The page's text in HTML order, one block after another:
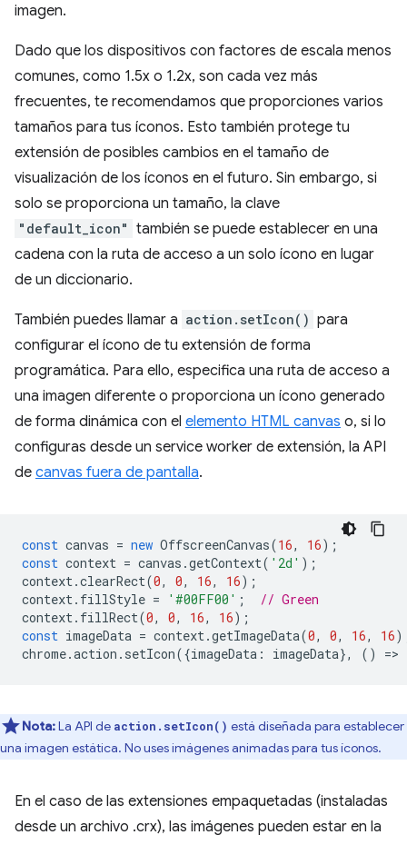
imagen.
Dado que los dispositivos con factores de escala menos
comunes, como 1.5x o 1.2x, son cada vez más
frecuentes, te recomendamos que proporciones varios
tamaños para tus íconos. Esto también protege tu
extensión de posibles cambios en el tamaño de
visualización de los íconos en el futuro. Sin embargo, si
solo se proporciona un tamaño, la clave
"default_icon" también se puede establecer en una
cadena con la ruta de acceso a un solo ícono en lugar
de un diccionario.
También puedes llamar a action.setIcon() para
configurar el ícono de tu extensión de forma
programática. Para ello, especifica una ruta de acceso a
una imagen diferente o proporciona un ícono generado
de forma dinámica con el elemento HTML canvas o, si lo
configuras desde un service worker de extensión, la API
de canvas fuera de pantalla.
const canvas = new OffscreenCanvas(16, 16);
const context = canvas .getContext( '2d' );
context.clearRect(0, 0, 16, 16);
context. fillStyle = '#00FF00' ;
// Green
context. fillRect(0, 0, 16, 16);
const imageData = context.getImageData(0, 0, 16, 16
chrome.action . setIcon({imageData : imageData}, () =>
Nota:La API de action.setIcon() está diseñada para establecer
una imagen estática. No uses imágenes animadas para tus íconos.
En el caso de las extensiones empaquetadas (instaladas
desde un archivo .crx), las imágenes pueden estar en la